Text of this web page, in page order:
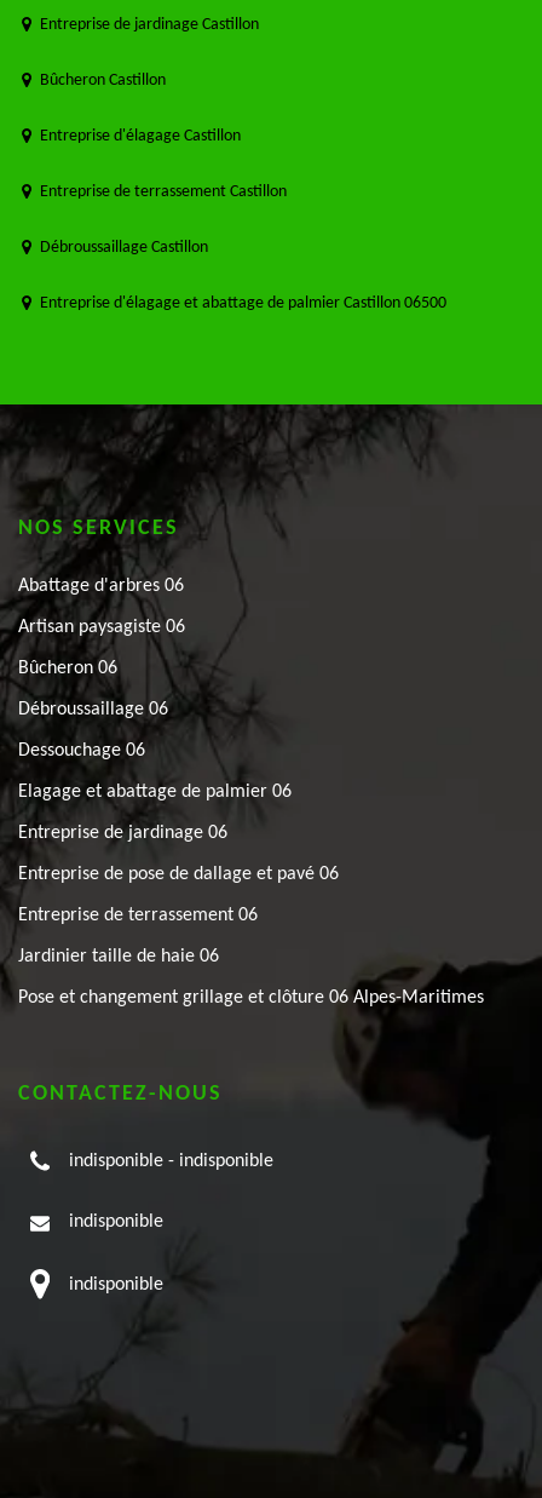
Entreprise de jardinage Castillon
Bûcheron Castillon
Entreprise d'élagage Castillon
Entreprise de terrassement Castillon
Débroussaillage Castillon
Entreprise d'élagage et abattage de palmier Castillon 06500
NOS SERVICES
Abattage d'arbres 06
Artisan paysagiste 06
Bûcheron 06
Débroussaillage 06
Dessouchage 06
Elagage et abattage de palmier 06
Entreprise de jardinage 06
Entreprise de pose de dallage et pavé 06
Entreprise de terrassement 06
Jardinier taille de haie 06
Pose et changement grillage et clôture 06 Alpes-Maritimes
CONTACTEZ-NOUS
indisponible - indisponible
indisponible
indisponible